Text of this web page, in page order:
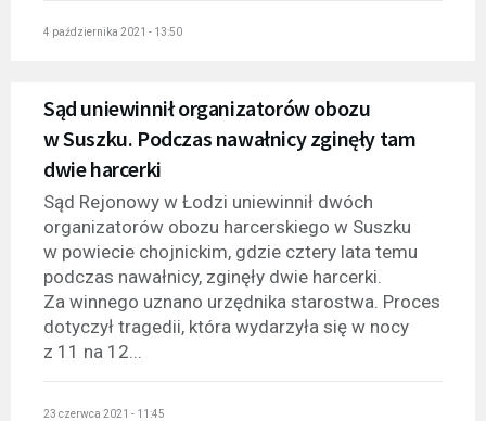
4 października 2021 - 13:50
Sąd uniewinnił organizatorów obozu
w Suszku. Podczas nawałnicy zginęły tam
dwie harcerki
Sąd Rejonowy w Łodzi uniewinnił dwóch
organizatorów obozu harcerskiego w Suszku
w powiecie chojnickim, gdzie cztery lata temu
podczas nawałnicy, zginęły dwie harcerki.
Za winnego uznano urzędnika starostwa. Proces
dotyczył tragedii, która wydarzyła się w nocy
z 11 na 12...
23 czerwca 2021 - 11:45